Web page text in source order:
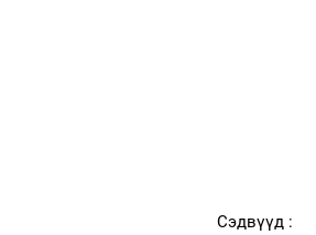
Сэдвүүд :